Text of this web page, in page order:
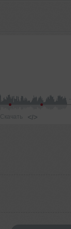
Скачать </>